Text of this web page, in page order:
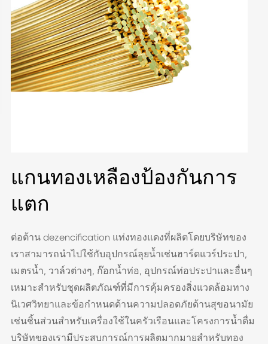
แกนทองเหลืองป้องกันการ
แตก
ต่อต้าน dezencification แท่งทองแดงที่ผลิตโดยบริษัทของ
เราสามารถนำไปใช้กับอุปกรณ์ลุยน้ำเช่นฮาร์ดแวร์ประปา,
เมตรน้ำ, วาล์วต่างๆ, ก๊อกน้ำท่อ, อุปกรณ์ท่อประปาและอื่นๆ
เหมาะสำหรับชุดผลิตภัณฑ์ที่มีการคุ้มครองสิ่งแวดล้อมทาง
นิเวศวิทยาและข้อกำหนดด้านความปลอดภัยด้านสุขอนามัย
เช่นชิ้นส่วนสำหรับเครื่องใช้ในครัวเรือนและโครงการน้ำดื่ม
บริษัทของเรามีประสบการณ์การผลิตมากมายสำหรับทอง